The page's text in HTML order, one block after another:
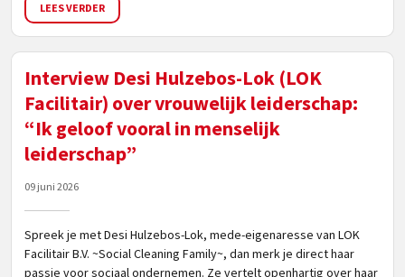
LEES VERDER
Interview Desi Hulzebos-Lok (LOK
Facilitair) over vrouwelijk leiderschap:
“Ik geloof vooral in menselijk
leiderschap”
09 juni 2026
Spreek je met Desi Hulzebos-Lok, mede-eigenaresse van LOK
Facilitair B.V. ~Social Cleaning Family~, dan merk je direct haar
passie voor sociaal ondernemen. Ze vertelt openhartig over haar